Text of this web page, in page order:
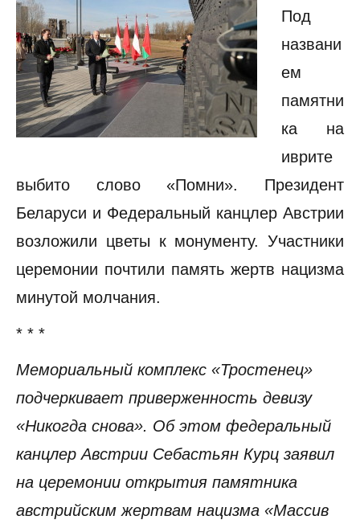
Под
названи
ем
памятни
ка на
иврите
выбито слово «Помни». Президент
Беларуси и Федеральный канцлер Австрии
возложили цветы к монументу. Участники
церемонии почтили память жертв нацизма
минутой молчания.
* * *
Мемориальный комплекс «Тростенец»
подчеркивает приверженность девизу
«Никогда снова». Об этом федеральный
канцлер Австрии Себастьян Курц заявил
на церемонии открытия памятника
австрийским жертвам нацизма «Массив